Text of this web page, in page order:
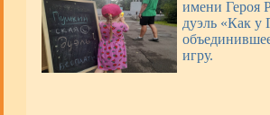
имени Героя
дуэль «Как
игру.